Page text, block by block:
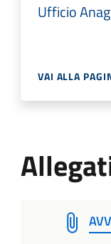
Ufficio
VAI ALLA